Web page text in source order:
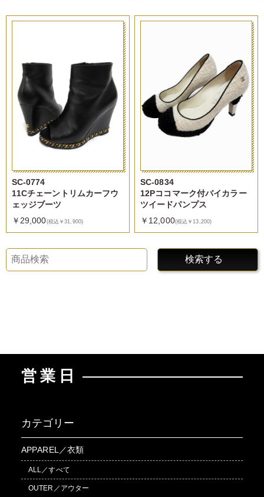
SC-0774
11Cチェーントリムカーフウ
ェッジブーツ
￥29,000(税込￥31,900)
SC-0834
12Pココマーク付バイカラー
ツイードパンプス
￥12,000(税込￥13,200)
検索する
営業日
カテゴリー
APPAREL／衣類
ALL／すべて
OUTER／アウター